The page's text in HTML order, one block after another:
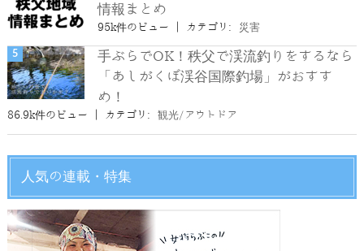
情報まとめ
95k件のビュー カテゴリ: 災害
手ぶらでOK！秩父で渓流釣りをするなら
「あしがくぼ渓谷国際釣場」がおすす
め！
86.9k件のビュー カテゴリ: 観光/アウトドア
人気の連載・特集